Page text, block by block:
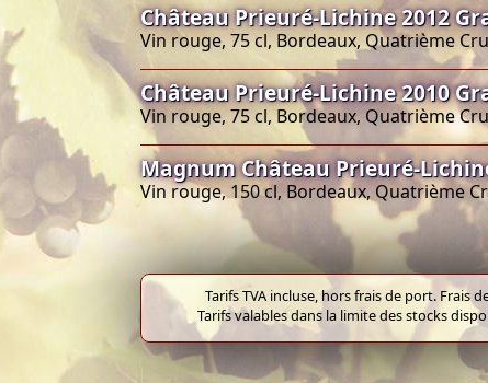
Château Prieuré-Lichine 2012
Vin rouge, 75 cl, Bordeaux, Quatrième
Château Prieuré-Lichine 2010
Vin rouge, 75 cl, Bordeaux, Quatrième
Magnum Château Prieuré-
Vin rouge, 150 cl, Bordeaux, Quatrième
Tarifs TVA incluse, hors frais de port. Frais
Tarifs valables dans la limite des stocks